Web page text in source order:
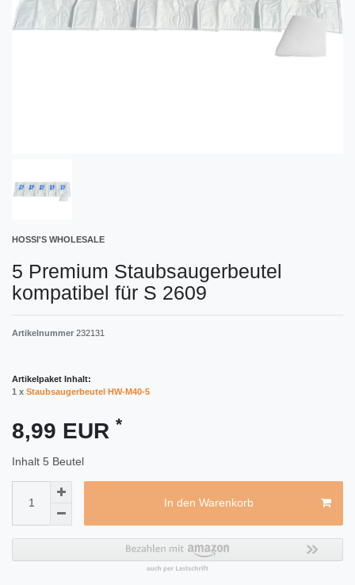
HOSSI'S WHOLESALE
5 Premium Staubsaugerbeutel
kompatibel für S 2609
Artikelnummer 232131
Artikelpaket Inhalt:
1 x Staubsaugerbeutel HW-M40-5
8,99 EUR *
Inhalt 5 Beutel
In den Warenkorb